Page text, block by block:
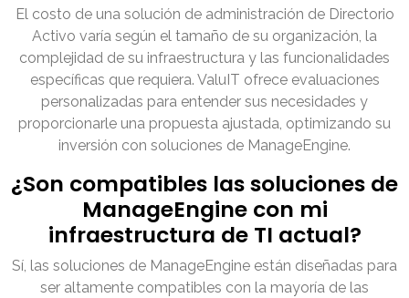
El costo de una solución de administración de Directorio
Activo varía según el tamaño de su organización, la
complejidad de su infraestructura y las funcionalidades
específicas que requiera. ValuIT ofrece evaluaciones
personalizadas para entender sus necesidades y
proporcionarle una propuesta ajustada, optimizando su
inversión con soluciones de ManageEngine.
¿Son compatibles las soluciones de
ManageEngine con mi
infraestructura de TI actual?
Sí, las soluciones de ManageEngine están diseñadas para
ser altamente compatibles con la mayoría de las